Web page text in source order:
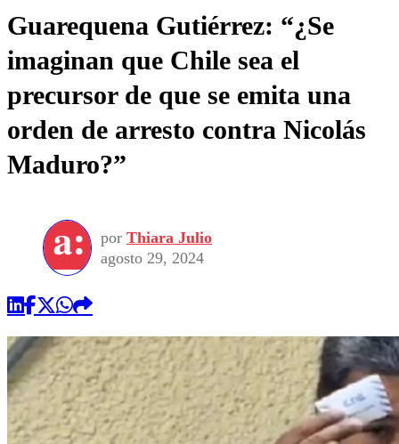
Guarequena Gutiérrez: “¿Se
imaginan que Chile sea el
precursor de que se emita una
orden de arresto contra Nicolás
Maduro?”
por Thiara Julio
agosto 29, 2024